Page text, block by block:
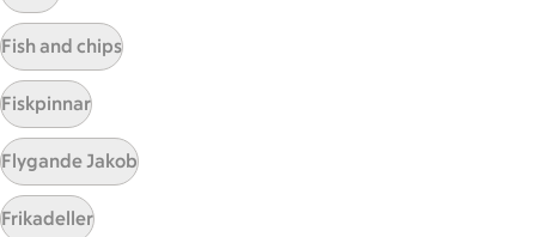
Sidfot
Start
Få snabbt svar
Fish and chips
Fiskpinnar
Flygande Jakob
Frikadeller